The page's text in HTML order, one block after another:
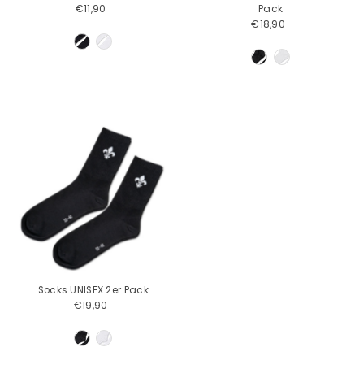
Regulärer
€11,90
Pack
Regulärer
€18,90
Socks UNISEX 2er Pack
Regulärer
€19,90